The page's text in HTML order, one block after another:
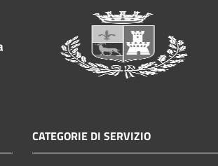
CATEGORIE DI SERVIZIO